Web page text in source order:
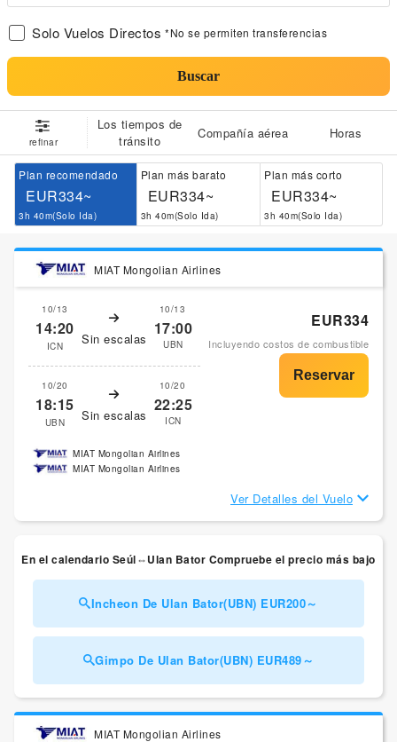
Solo Vuelos Directos *No se permiten transferencias
Buscar
refinar
Los tiempos de
tránsito
Compañía aérea Horas
Plan recomendado
EUR334~
3h 40m(Solo Ida)
Plan más barato
EUR334~
3h 40m(Solo Ida)
Plan más corto
EUR334~
3h 40m(Solo Ida)
MIAT Mongolian Airlines
10/13
14:20
ICN Sin escalas
10/13
17:00
UBN
10/20
18:15
UBN Sin escalas
10/20
22:25
ICN
EUR334
Incluyendo costos de combustible
MIAT Mongolian Airlines
MIAT Mongolian Airlines
Ver Detalles del Vuelo
En el calendario Seúl⇔Ulan Bator Compruebe el precio más bajo
Incheon De Ulan Bator(UBN) EUR200～
Gimpo De Ulan Bator(UBN) EUR489～
MIAT Mongolian Airlines